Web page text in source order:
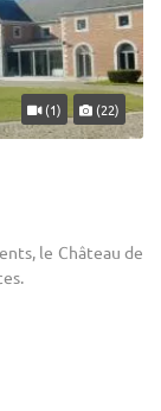
(1) (22)
le Château de